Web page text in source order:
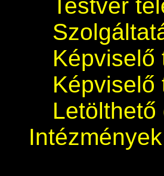
Testvér
Képviselő
Képviselő
Intézmények